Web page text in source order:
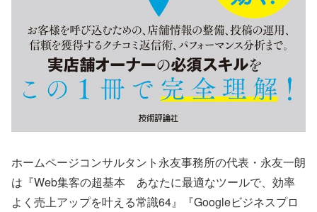
ホームページコンサルタント永友事務所の代表・永友一朗
は『Web集客の超基本 あなたに最適なツールで、効率
よく売上アップを叶える常識64』『Googleビジネスプロ